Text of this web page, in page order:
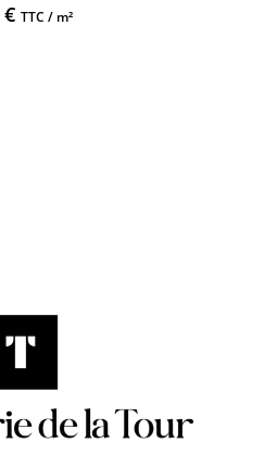
€ TTC / m²